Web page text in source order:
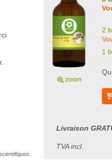
2
1
Livraison
TVA incl.